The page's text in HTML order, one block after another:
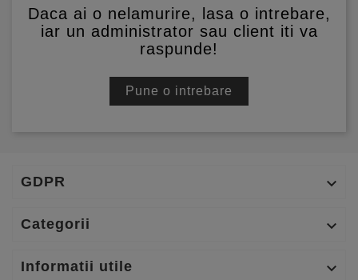
Daca ai o nelamurire, lasa o intrebare,
iar un administrator sau client iti va
raspunde!
Pune o intrebare
GDPR 
Categorii 
Informatii utile 